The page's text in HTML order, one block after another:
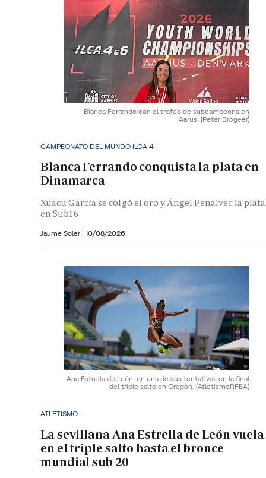
Blanca Ferrando con el trofeo de subcampeona en
Aarus. (Peter Brogeer)
CAMPEONATO DEL MUNDO ILCA 4
Blanca Ferrando conquista la plata en
Dinamarca
Xuacu García se colgó el oro y Ángel Peñalver la plata
en Sub16
Jaume Soler | 10/08/2026
Ana Estrella de León, en una de sus tentativas en la final
del triple salto en Oregón. (AtletismoRFEA)
ATLETISMO
La sevillana Ana Estrella de León vuela
en el triple salto hasta el bronce
mundial sub 20